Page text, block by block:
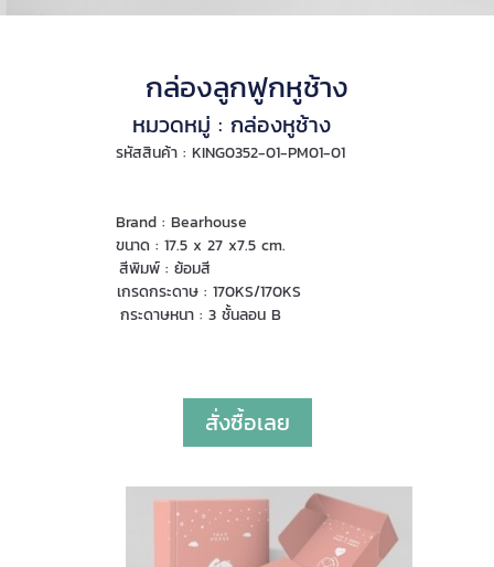
กล่องลูกฟูกหูช้าง
หมวดหมู่ : กล่องหูช้าง
รหัสสินค้า : KING0352-01-PM01-01
Brand : Bearhouse
ขนาด : 17.5 x 27 x7.5 cm.
สีพิมพ์ : ย้อมสี
เกรดกระดาษ : 170KS/170KS
กระดาษหนา : 3 ชั้นลอน B
สั่งซื้อเลย